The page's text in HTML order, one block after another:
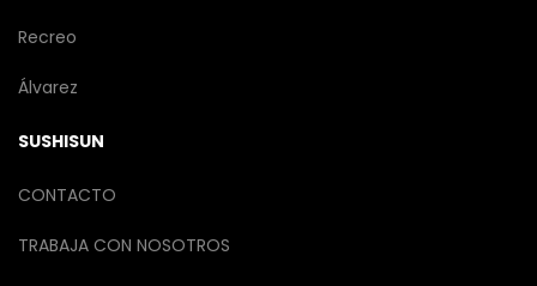
Recreo
Álvarez
SUSHISUN
CONTACTO
TRABAJA CON NOSOTROS